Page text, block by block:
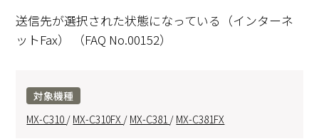
送信先が選択された状態になっている（インターネ
ットFax）
（FAQ No.00152）
対象機種
MX-C310 / MX-C310FX / MX-C381 / MX-C381FX